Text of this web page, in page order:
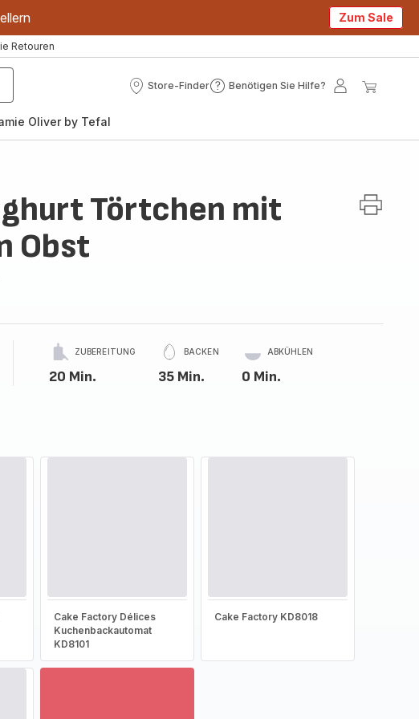
Zum Sale
Retouren
Store-Finder
Store-
Benötigen Sie Hilfe?
Benötigen
Mein
Oliver by Tefal
Törtchen mit
Obst
ZUBEREITUNG
20 Min.
BACKEN
35 Min.
ABKÜHLEN
0 Min.
Cake Factory Délices
Kuchenbackautomat
KD8101
Cake Factory KD8018